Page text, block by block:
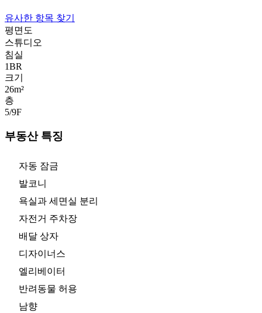
유사한 항목 찾기
평면도
스튜디오
침실
1BR
크기
26m²
층
5/9F
부동산 특징
자동 잠금
발코니
욕실과 세면실 분리
자전거 주차장
배달 상자
디자이너스
엘리베이터
반려동물 허용
남향